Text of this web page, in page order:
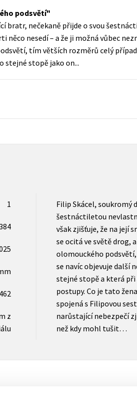
Populárně - naučná pro dospělé
Populárně - naučné pro děti
Předškoláci
Příroda a zahrada
podsvětí
bratr, nečekaně přijde o svou
něco nesedí – a že ji možná vůbec
tím větších rozměrů celý případ
stejné stopě jako on...
1
z
Filip Skácel, soukromý
šestnáctiletou
však zjišťuje, že na její
se ocitá ve světě drog,
olomouckého
se navíc objevuje další
stejné stopě a která
postupy. Co je tato
spojená s Filipovou
narůstající nebezpečí
než kdy mohl tušit…